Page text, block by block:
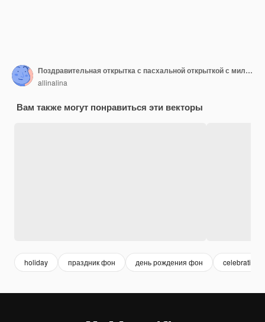
Поздравительная открытка с пасхальной открыткой с милым дизайном яичного кролика, 3d векторная иллюстрация
allinalina
Вам также могут понравиться эти векторы
holiday праздник фон день рождения фон celebration